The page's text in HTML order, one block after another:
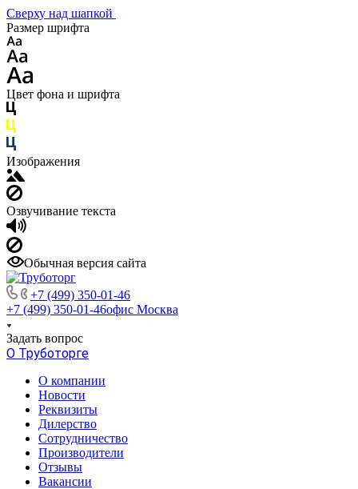
Сверху над шапкой
Размер шрифта
Цвет фона и шрифта
Изображения
Озвучивание текста
Обычная версия сайта
+7 (499) 350-01-46
+7 (499) 350-01-46офис Москва
Задать вопрос
О Труботорге
О компании
Новости
Реквизиты
Дилерство
Сотрудничество
Производители
Отзывы
Вакансии